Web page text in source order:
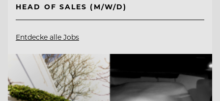
HEAD OF SALES (M/W/D)
Entdecke alle Jobs